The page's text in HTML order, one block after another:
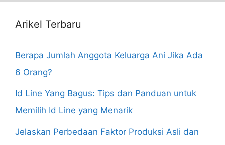
Arikel Terbaru
Berapa Jumlah Anggota Keluarga Ani Jika Ada
6 Orang?
Id Line Yang Bagus: Tips dan Panduan untuk
Memilih Id Line yang Menarik
Jelaskan Perbedaan Faktor Produksi Asli dan